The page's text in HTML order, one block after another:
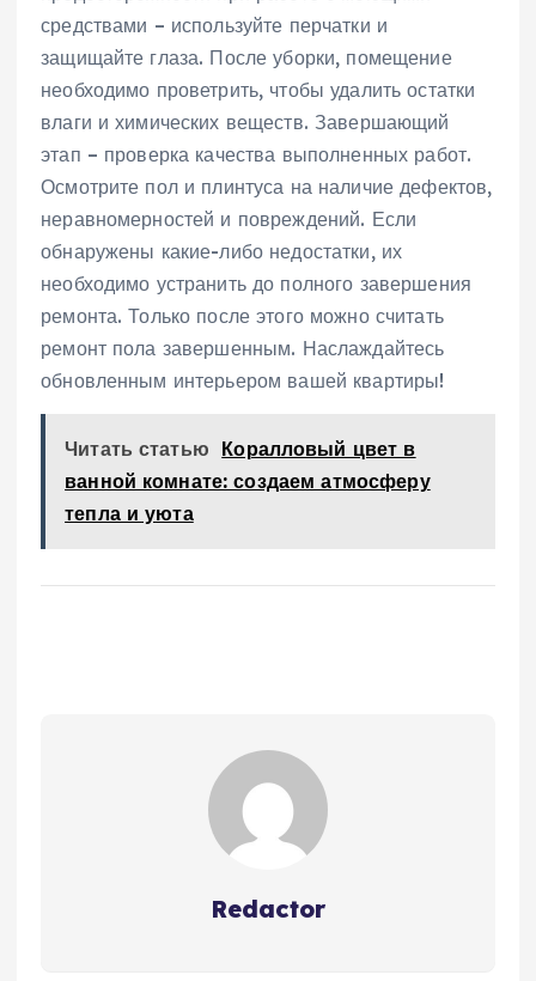
средствами – используйте перчатки и
защищайте глаза. После уборки‚ помещение
необходимо проветрить‚ чтобы удалить остатки
влаги и химических веществ. Завершающий
этап – проверка качества выполненных работ.
Осмотрите пол и плинтуса на наличие дефектов‚
неравномерностей и повреждений. Если
обнаружены какие-либо недостатки‚ их
необходимо устранить до полного завершения
ремонта. Только после этого можно считать
ремонт пола завершенным. Наслаждайтесь
обновленным интерьером вашей квартиры!
Читать статью Коралловый цвет в
ванной комнате: создаем атмосферу
тепла и уюта
Redactor